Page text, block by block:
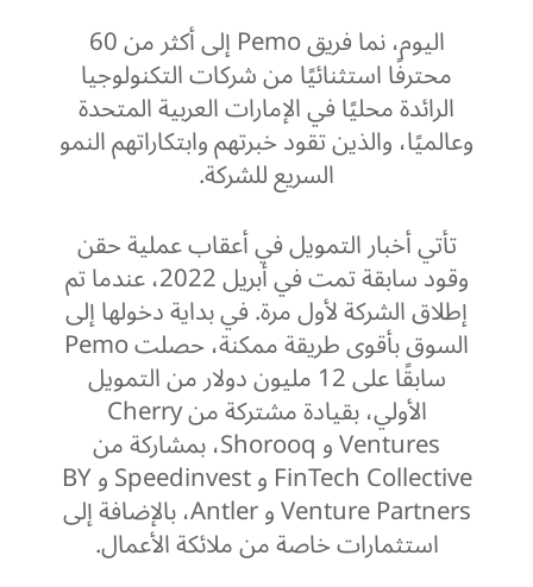
اليوم، نما فريق Pemo إلى أكثر من 60
محترفًا استثنائيًا من شركات التكنولوجيا
الرائدة محليًا في الإمارات العربية المتحدة
وعالميًا، والذين تقود خبرتهم وابتكاراتهم النمو
السريع للشركة.
تأتي أخبار التمويل في أعقاب عملية حقن
وقود سابقة تمت في أبريل 2022، عندما تم
إطلاق الشركة لأول مرة. في بداية دخولها إلى
السوق بأقوى طريقة ممكنة، حصلت Pemo
سابقًا على 12 مليون دولار من التمويل
الأولي، بقيادة مشتركة من Cherry
Ventures و Shorooq، بمشاركة من
FinTech Collective و Speedinvest و BY
Venture Partners و Antler، بالإضافة إلى
استثمارات خاصة من ملائكة الأعمال.